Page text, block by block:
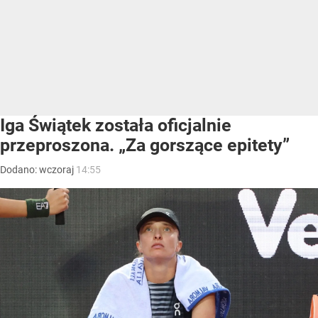
Iga Świątek została oficjalnie
przeproszona. „Za gorszące epitety”
Dodano:wczoraj 14:55